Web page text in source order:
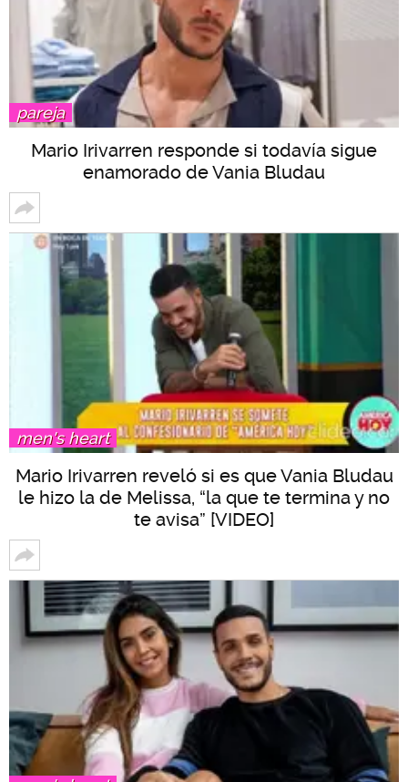
pareja
Mario Irivarren responde si todavía sigue
enamorado de Vania Bludau
men's heart
Mario Irivarren reveló si es que Vania Bludau
le hizo la de Melissa, “la que te termina y no
te avisa” [VIDEO]